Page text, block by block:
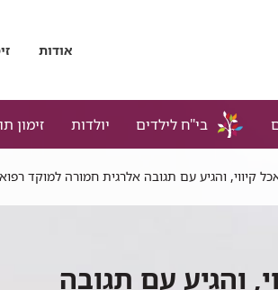
אודות
בי"ח לילדים יולדות זימון
קיווי, והגיע עם תגובה אלרגית חמורה למוקד
והגיע עם תגובה